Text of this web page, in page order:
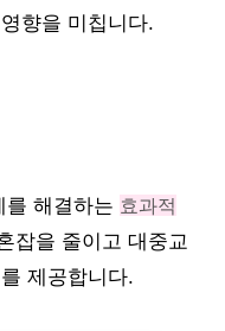
향을 미칩니다.
를 해결하는 효과적
잡을 줄이고 대중교
제공합니다.